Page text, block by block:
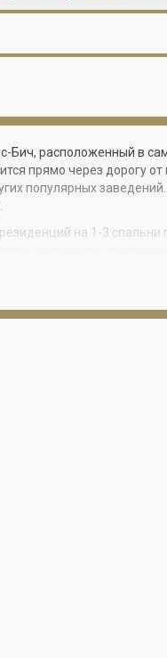
Бич, расположенный в
прямо через дорогу от
популярных
на 1-3
приватными
ванными с